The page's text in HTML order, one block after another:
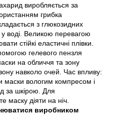
виробляється за
грибка
з глюкозидних
у воді. Великою перевагою
стійкі еластичні плівки.
гелевого пензля
на обличчя та зону
навколо очей. Час впливу:
маски вологим компресом і
за шкірою. Для
маску діяти на ніч.
виробником